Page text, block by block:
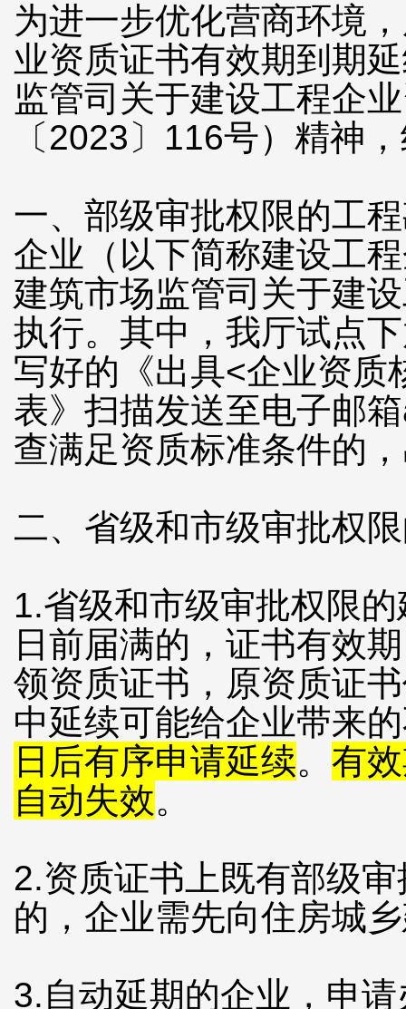
为进一步优化营商环境
业资质证书有效期到期
监管司关于建设工程企
〔2023〕116号）精神
一、部级审批权限的工
企业（以下简称建设工
建筑市场监管司关于建
执行。其中，我厅试点
写好的《出具<企业资质
表》扫描发送至电子邮
查满足资质标准条件的
二、省级和市级审批权
1.省级和市级审批权限
日前届满的，证书有效期
领资质证书，原资质证
中延续可能给企业带来
日后有序申请延续。 有
自动失效。
2.资质证书上既有部级
的，企业需先向住房城
3.自动延期的企业，申